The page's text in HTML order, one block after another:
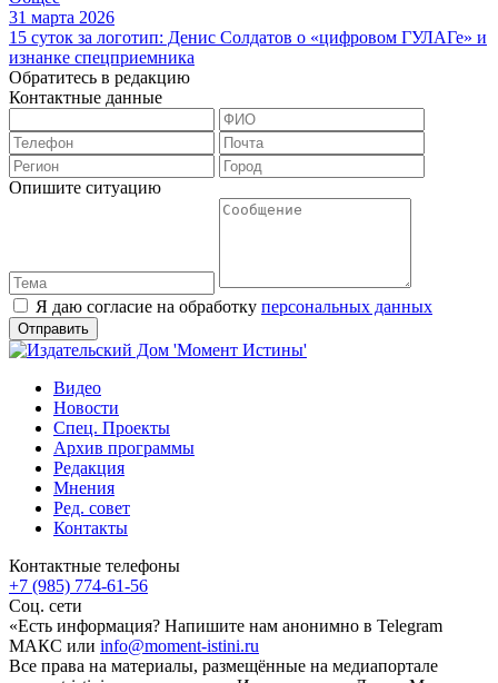
31 марта 2026
15 суток за логотип: Денис Солдатов о «цифровом ГУЛАГе» и
изнанке спецприемника
Обратитесь в редакцию
Контактные данные
Опишите ситуацию
Я даю согласие на обработку персональных данных
Видео
Новости
Спец. Проекты
Архив программы
Редакция
Мнения
Ред. совет
Контакты
Контактные телефоны
+7 (985) 774-61-56
Соц. сети
«Есть информация? Напишите нам анонимно в Telegram
МАКС или info@moment-istini.ru
Все права на материалы, размещённые на медиапортале